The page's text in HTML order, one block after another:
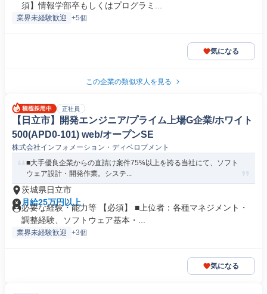
須】情報学部卒もしくはプログラミ...
業界未経験歓迎 +5個
気になる
この企業の類似求人を見る
正社員
【日立市】開発エンジニア/プライム上場G企業/ホワイト
500(APD0-101) web/オープンSE
株式会社インフォメーション・ディベロプメント
■大手優良企業からの直請け案件75%以上を誇る当社にて、ソフト
ウェア設計・開発作業。システ...
茨城県日立市
月給25万円以上
必要な経験・能力等 【必須】 ■上位者：各種マネジメント・
調整経験、ソフトウェア基本・...
業界未経験歓迎 +3個
気になる